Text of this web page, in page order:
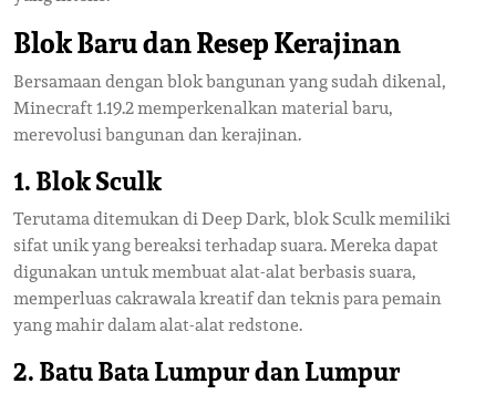
Blok Baru dan Resep Kerajinan
Bersamaan dengan blok bangunan yang sudah dikenal,
Minecraft 1.19.2 memperkenalkan material baru,
merevolusi bangunan dan kerajinan.
1.Blok Sculk
Terutama ditemukan di Deep Dark, blok Sculk memiliki
sifat unik yang bereaksi terhadap suara. Mereka dapat
digunakan untuk membuat alat-alat berbasis suara,
memperluas cakrawala kreatif dan teknis para pemain
yang mahir dalam alat-alat redstone.
2.Batu Bata Lumpur dan Lumpur